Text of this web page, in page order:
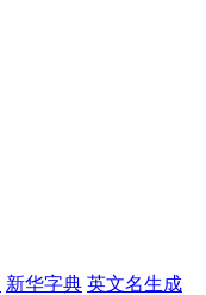
新华字典 英文名生成